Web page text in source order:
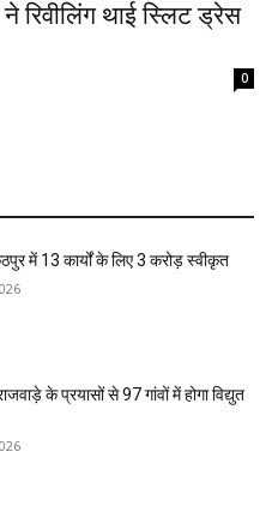
रिवीलिंग थाई स्लिट ड्रेस
0
में 13 कार्यों के लिए 3 करोड़ स्वीकृत
के प्रयासों से 97 गांवों में होगा विद्युत